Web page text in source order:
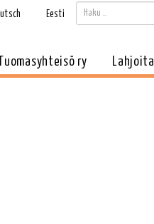
Haku:
Eesti
ry Lahjoita